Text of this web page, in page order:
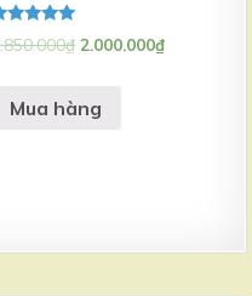
xếp ₫ 2.000.000₫
Mua hàng